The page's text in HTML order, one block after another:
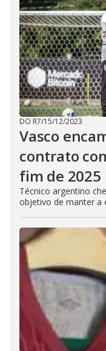
DO R7/15/12/2023
Vasco
contrato
fim de 2025
Técnico argentino
objetivo de manter a